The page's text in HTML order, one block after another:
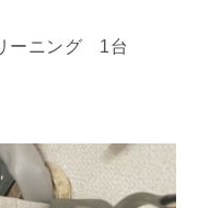
ーニング 1台